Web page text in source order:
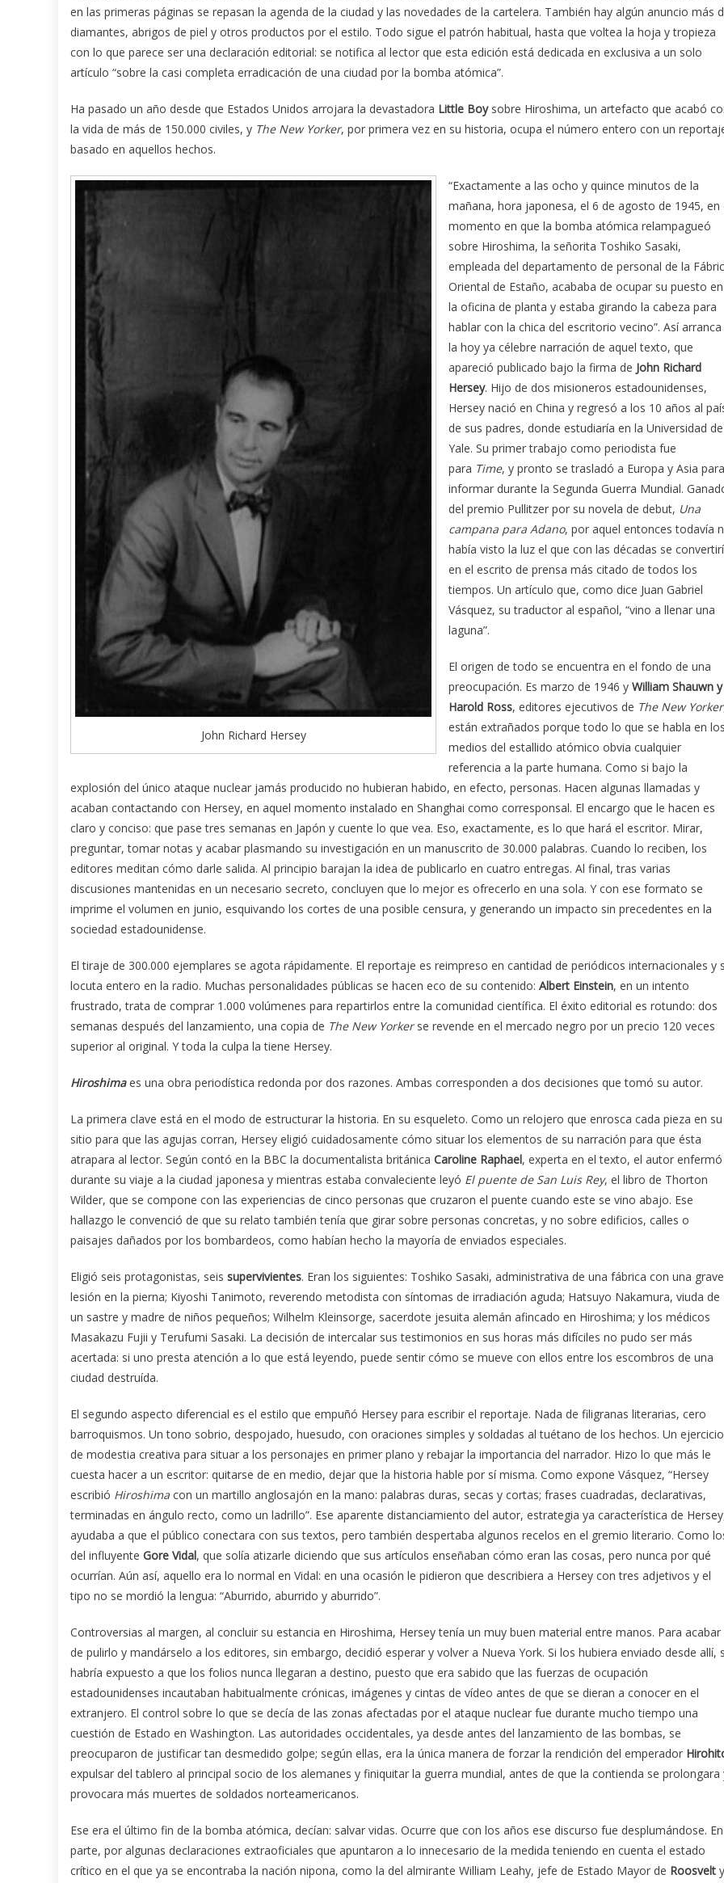
en las primeras páginas se repasan la agenda de la ciudad y las novedades de la cartelera. También hay algún anuncio más
diamantes, abrigos de piel y otros productos por el estilo. Todo sigue el patrón habitual, hasta que voltea la hoja y tropieza
con lo que parece ser una declaración editorial: se notifica al lector que esta edición está dedicada en exclusiva a un solo
artículo “sobre la casi completa erradicación de una ciudad por la bomba atómica”.
Ha pasado un año desde que Estados Unidos arrojara la devastadora Little Boysobre Hiroshima, un artefacto que acabó
la vida de más de 150.000 civiles, y The New Yorker, por primera vez en su historia, ocupa el número entero con un
basado en aquellos hechos.
John Richard Hersey
“Exactamente a las ocho y quince minutos de la
mañana, hora japonesa, el 6 de agosto de 1945, en
momento en que la bomba atómica relampagueó
sobre Hiroshima, la señorita Toshiko Sasaki,
empleada del departamento de personal de la
Oriental de Estaño, acababa de ocupar su puesto en
la oficina de planta y estaba girando la cabeza para
hablar con la chica del escritorio vecino”. Así arranca
la hoy ya célebre narración de aquel texto, que
apareció publicado bajo la firma de John Richard
Hersey. Hijo de dos misioneros estadounidenses,
Hersey nació en China y regresó a los 10 años al
de sus padres, donde estudiaría en la Universidad de
Yale. Su primer trabajo como periodista fue
para Time, y pronto se trasladó a Europa y Asia para
informar durante la Segunda Guerra Mundial.
del premio Pullitzer por su novela de debut, Una
campana para Adano, por aquel entonces todavía
había visto la luz el que con las décadas se
en el escrito de prensa más citado de todos los
tiempos. Un artículo que, como dice Juan Gabriel
Vásquez, su traductor al español, “vino a llenar una
laguna”.
El origen de todo se encuentra en el fondo de una
preocupación. Es marzo de 1946 y William Shauwn y
Harold Ross, editores ejecutivos de The New Yorker
están extrañados porque todo lo que se habla en
medios del estallido atómico obvia cualquier
referencia a la parte humana. Como si bajo la
explosión del único ataque nuclear jamás producido no hubieran habido, en efecto, personas. Hacen algunas llamadas y
acaban contactando con Hersey, en aquel momento instalado en Shanghai como corresponsal. El encargo que le hacen es
claro y conciso: que pase tres semanas en Japón y cuente lo que vea. Eso, exactamente, es lo que hará el escritor. Mirar,
preguntar, tomar notas y acabar plasmando su investigación en un manuscrito de 30.000 palabras. Cuando lo reciben, los
editores meditan cómo darle salida. Al principio barajan la idea de publicarlo en cuatro entregas. Al final, tras varias
discusiones mantenidas en un necesario secreto, concluyen que lo mejor es ofrecerlo en una sola. Y con ese formato se
imprime el volumen en junio, esquivando los cortes de una posible censura, y generando un impacto sin precedentes en la
sociedad estadounidense.
El tiraje de 300.000 ejemplares se agota rápidamente. El reportaje es reimpreso en cantidad de periódicos internacionales y
locuta entero en la radio. Muchas personalidades públicas se hacen eco de su contenido: Albert Einstein, en un intento
frustrado, trata de comprar 1.000 volúmenes para repartirlos entre la comunidad científica. El éxito editorial es rotundo: dos
semanas después del lanzamiento, una copia de The New Yorkerse revende en el mercado negro por un precio 120 veces
superior al original. Y toda la culpa la tiene Hersey.
Hiroshimaes una obra periodística redonda por dos razones. Ambas corresponden a dos decisiones que tomó su autor.
La primera clave está en el modo de estructurar la historia. En su esqueleto. Como un relojero que enrosca cada pieza en su
sitio para que las agujas corran, Hersey eligió cuidadosamente cómo situar los elementos de su narración para que ésta
atrapara al lector. Según contó en la BBC la documentalista británica Caroline Raphael, experta en el texto, el autor enfermó
durante su viaje a la ciudad japonesa y mientras estaba convaleciente leyó El puente de San Luis Rey, el libro de Thorton
Wilder, que se compone con las experiencias de cinco personas que cruzaron el puente cuando este se vino abajo. Ese
hallazgo le convenció de que su relato también tenía que girar sobre personas concretas, y no sobre edificios, calles o
paisajes dañados por los bombardeos, como habían hecho la mayoría de enviados especiales.
Eligió seis protagonistas, seis supervivientes. Eran los siguientes: Toshiko Sasaki, administrativa de una fábrica con una grave
lesión en la pierna; Kiyoshi Tanimoto, reverendo metodista con síntomas de irradiación aguda; Hatsuyo Nakamura, viuda de
un sastre y madre de niños pequeños; Wilhelm Kleinsorge, sacerdote jesuita alemán afincado en Hiroshima; y los médicos
Masakazu Fujii y Terufumi Sasaki. La decisión de intercalar sus testimonios en sus horas más difíciles no pudo ser más
acertada: si uno presta atención a lo que está leyendo, puede sentir cómo se mueve con ellos entre los escombros de una
ciudad destruída.
El segundo aspecto diferencial es el estilo que empuñó Hersey para escribir el reportaje. Nada de filigranas literarias, cero
barroquismos. Un tono sobrio, despojado, huesudo, con oraciones simples y soldadas al tuétano de los hechos. Un ejercicio
de modestia creativa para situar a los personajes en primer plano y rebajar la importancia del narrador. Hizo lo que más le
cuesta hacer a un escritor: quitarse de en medio, dejar que la historia hable por sí misma. Como expone Vásquez, “Hersey
escribió Hiroshima con un martillo anglosajón en la mano: palabras duras, secas y cortas; frases cuadradas, declarativas,
terminadas en ángulo recto, como un ladrillo”. Ese aparente distanciamiento del autor, estrategia ya característica de
ayudaba a que el público conectara con sus textos, pero también despertaba algunos recelos en el gremio literario. Como
del influyente Gore Vidal, que solía atizarle diciendo que sus artículos enseñaban cómo eran las cosas, pero nunca por qué
ocurrían. Aún así, aquello era lo normal en Vidal: en una ocasión le pidieron que describiera a Hersey con tres adjetivos y el
tipo no se mordió la lengua: “Aburrido, aburrido y aburrido”.
Controversias al margen, al concluir su estancia en Hiroshima, Hersey tenía un muy buen material entre manos. Para acabar
de pulirlo y mandárselo a los editores, sin embargo, decidió esperar y volver a Nueva York. Si los hubiera enviado desde allí,
habría expuesto a que los folios nunca llegaran a destino, puesto que era sabido que las fuerzas de ocupación
estadounidenses incautaban habitualmente crónicas, imágenes y cintas de vídeo antes de que se dieran a conocer en el
extranjero. El control sobre lo que se decía de las zonas afectadas por el ataque nuclear fue durante mucho tiempo una
cuestión de Estado en Washington. Las autoridades occidentales, ya desde antes del lanzamiento de las bombas, se
preocuparon de justificar tan desmedido golpe; según ellas, era la única manera de forzar la rendición del emperador
expulsar del tablero al principal socio de los alemanes y finiquitar la guerra mundial, antes de que la contienda se prolongara
provocara más muertes de soldados norteamericanos.
Ese era el último fin de la bomba atómica, decían: salvar vidas. Ocurre que con los años ese discurso fue desplumándose. En
parte, por algunas declaraciones extraoficiales que apuntaron a lo innecesario de la medida teniendo en cuenta el estado
crítico en el que ya se encontraba la nación nipona, como la del almirante William Leahy, jefe de Estado Mayor de Roosvelt y